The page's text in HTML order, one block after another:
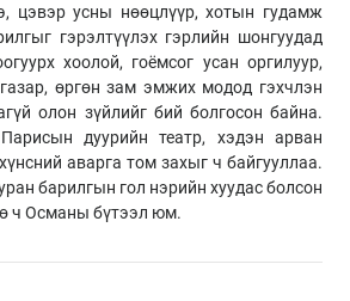
цэвэр усны нөөцлүүр, хотын гудамж
гэрэлтүүлэх гэрлийн шонгуудад
хоолой, гоёмсог усан оргилуур,
өргөн зам эмжих модод гэхчлэн
олон зүйлийг бий болгосон байна.
дуурийн театр, хэдэн арван
аварга том захыг ч байгууллаа.
барилгын гол нэрийн хуудас болсон
ч Османы бүтээл юм.